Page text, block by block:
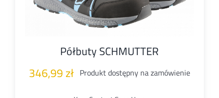
Półbuty SCHMUTTER
346,99zł Produkt dostępny na zamówienie